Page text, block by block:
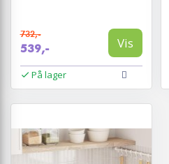
732,-
539,- Vis
På lager